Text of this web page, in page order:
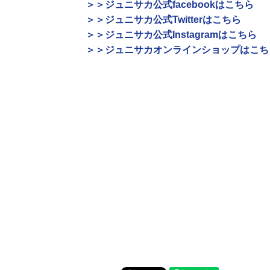
＞＞ジュニサカ公式facebookはこちら
＞＞ジュニサカ公式Twitterはこちら
＞＞ジュニサカ公式Instagramはこちら
＞＞ジュニサカオンラインショップはこ